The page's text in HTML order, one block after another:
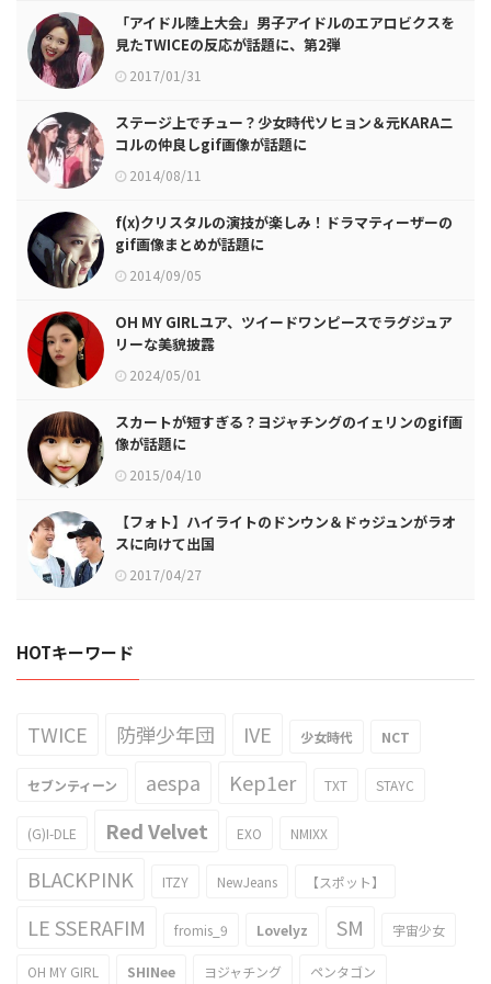
「アイドル陸上大会」男子アイドルのエアロビクスを
見たTWICEの反応が話題に、第2弾
2017/01/31
ステージ上でチュー？少女時代ソヒョン＆元KARAニ
コルの仲良しgif画像が話題に
2014/08/11
f(x)クリスタルの演技が楽しみ！ドラマティーザーの
gif画像まとめが話題に
2014/09/05
OH MY GIRLユア、ツイードワンピースでラグジュア
リーな美貌披露
2024/05/01
スカートが短すぎる？ヨジャチングのイェリンのgif画
像が話題に
2015/04/10
【フォト】ハイライトのドンウン＆ドゥジュンがラオ
スに向けて出国
2017/04/27
HOTキーワード
TWICE 防弾少年団 IVE 少女時代 NCT
セブンティーン aespa Kep1er TXT STAYC
(G)I-DLE Red Velvet EXO NMIXX
BLACKPINK ITZY NewJeans 【スポット】
LE SSERAFIM fromis_9 Lovelyz SM 宇宙少女
OH MY GIRL SHINee ヨジャチング ペンタゴン